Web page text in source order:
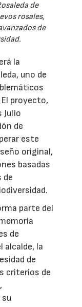
de
rosales,
de
la
uno de
proyecto,
Julio
de
este
original,
basadas
de
parte del
de
alcalde, la
de
criterios de